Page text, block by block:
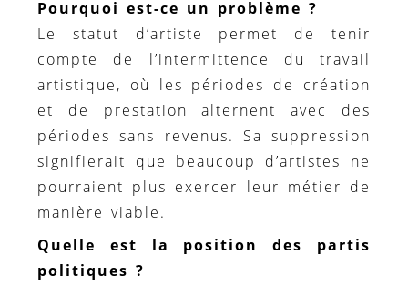
Pourquoi est-ce un problème ?
Le statut d’artiste permet de tenir
compte de l’intermittence du travail
artistique, où les périodes de création
et de prestation alternent avec des
périodes sans revenus. Sa suppression
signifierait que beaucoup d’artistes ne
pourraient plus exercer leur métier de
manière viable.
Quelle est la position des partis
politiques ?